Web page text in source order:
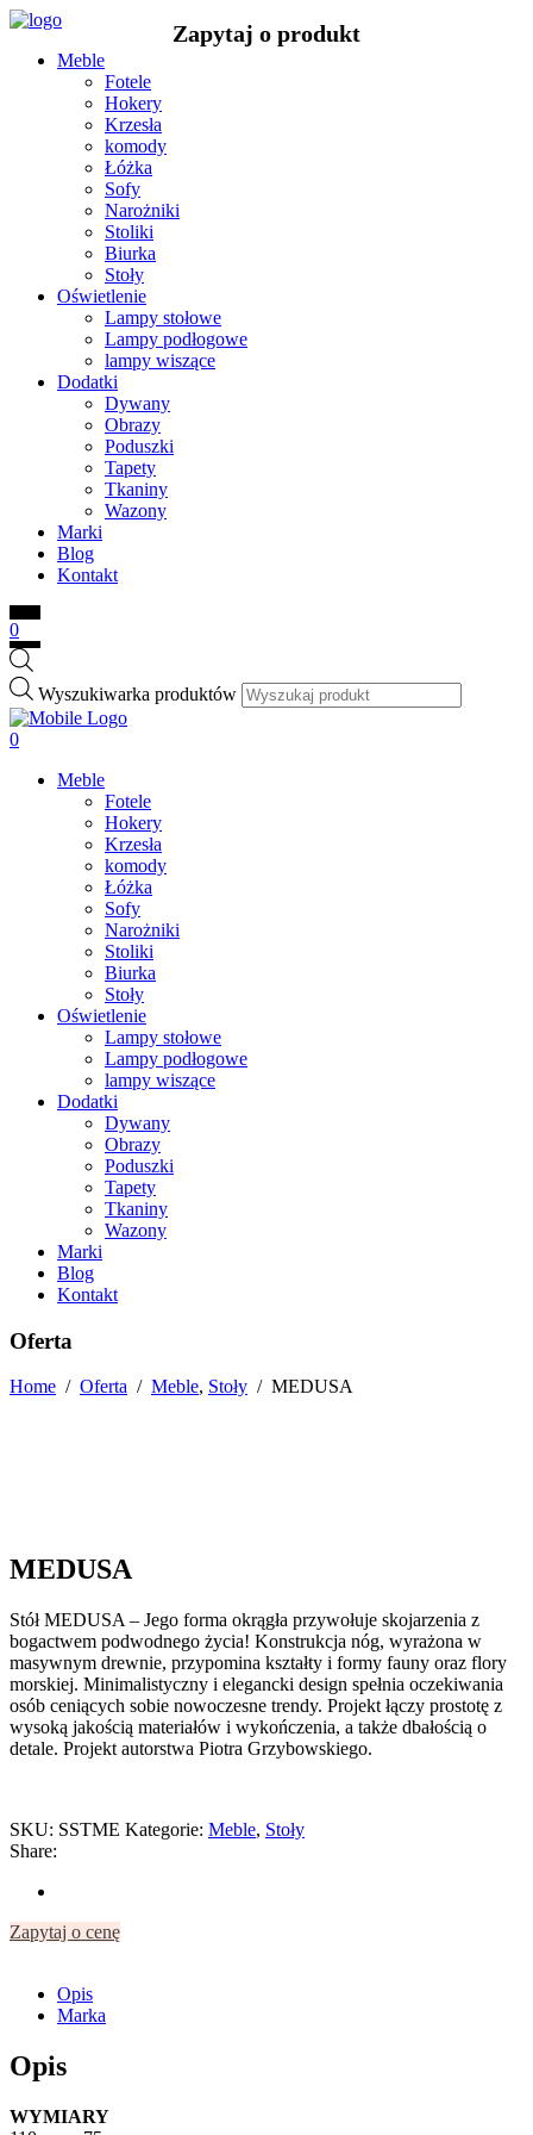
Meble
Fotele
Hokery
Krzesła
komody
Łóżka
Sofy
Narożniki
Stoliki
Biurka
Stoły
Oświetlenie
Lampy stołowe
Lampy podłogowe
lampy wiszące
Dodatki
Dywany
Obrazy
Poduszki
Tapety
Tkaniny
Wazony
Marki
Blog
Kontakt
0
Wyszukiwarka produktów
0
Meble
Fotele
Hokery
Krzesła
komody
Łóżka
Sofy
Narożniki
Stoliki
Biurka
Stoły
Oświetlenie
Lampy stołowe
Lampy podłogowe
lampy wiszące
Dodatki
Dywany
Obrazy
Poduszki
Tapety
Tkaniny
Wazony
Marki
Blog
Kontakt
Oferta
Home / Oferta / Meble, Stoły / MEDUSA
MEDUSA
Stół MEDUSA – Jego forma okrągła przywołuje skojarzenia z
bogactwem podwodnego życia! Konstrukcja nóg, wyrażona w
masywnym drewnie, przypomina kształty i formy fauny oraz flory
morskiej. Minimalistyczny i elegancki design spełnia oczekiwania
osób ceniących sobie nowoczesne trendy. Projekt łączy prostotę z
wysoką jakością materiałów i wykończenia, a także dbałością o
detale. Projekt autorstwa Piotra Grzybowskiego.
SKU: SSTME Kategorie: Meble, Stoły
Share:
Zapytaj o cenę
Opis
Marka
Opis
WYMIARY